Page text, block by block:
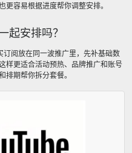
更容易根据进度帮你调整安排。
起安排吗？
阅放在同一波推广里，先补基础数
样更适合活动预热、品牌推广和账号
排期帮你拆分套餐。